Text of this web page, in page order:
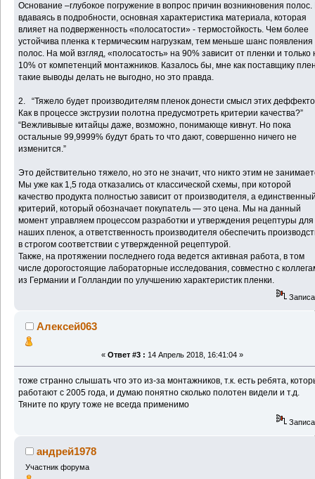
Основание –глубокое погружение в вопрос причин возникновения
вдаваясь в подробности, основная характеристика материала, которая
влияет на подверженность «полосатости» - термостойкость. Чем более
устойчива пленка к термическим нагрузкам, тем меньше шанс появления
полос. На мой взгляд, «полосатость» на 90% зависит от пленки и только
10% от компетенций монтажников. Казалось бы, мне как поставщику
такие выводы делать не выгодно, но это правда.
2. “Тяжело будет производителям пленок донести смысл этих
Как в процессе экструзии полотна предусмотреть критерии качества?”
“Вежливывые китайцы даже, возможно, понимающе кивнут. Но пока
остальные 99,9999% будут брать то что дают, совершенно ничего не
изменится.”
Это действительно тяжело, но это не значит, что никто этим не
Мы уже как 1,5 года отказались от классической схемы, при которой
качество продукта полностью зависит от производителя, а
критерий, который обозначает покупатель — это цена. Мы на данный
момент управляем процессом разработки и утверждения рецептуры для
наших пленок, а ответственность производителя обеспечить
в строгом соответствии с утвержденной рецептурой.
Также, на протяжении последнего года ведется активная работа, в том
числе дорогостоящие лабораторные исследования, совместно с
из Германии и Голландии по улучшению характеристик пленки.
Алексей063
« Ответ #3 : 14 Апрель 2018, 16:41:04 »
тоже странно слышать что это из-за монтажников, т.к. есть ребята,
работают с 2005 года, и думаю понятно сколько полотен видели и т.д.
Тяните по кругу тоже не всегда применимо
андрей1978
Участник форума